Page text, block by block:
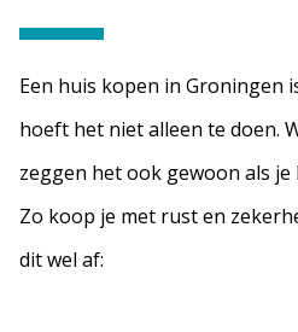
Een huis kopen in Groningen
hoeft het niet alleen te doen.
zeggen het ook gewoon als
Zo koop je met rust en
dit wel af: